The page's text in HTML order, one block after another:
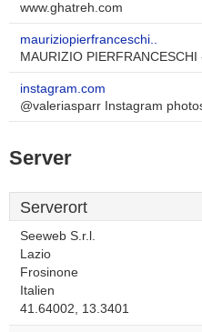
www.ghatreh.com
mauriziopierfranceschi..
MAURIZIO
instagram.com
@valeriasparr Instagram
Server
Serverort
Seeweb S.r.l.
Lazio
Frosinone
Italien
41.64002, 13.3401